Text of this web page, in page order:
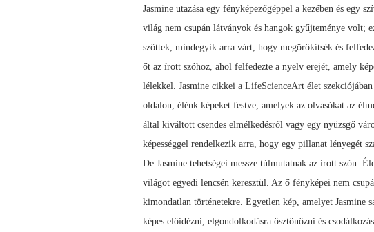
Jasmine utazása egy fényképezőgéppel a kezében és egy
világ nem csupán látványok és hangok gyűjteménye volt;
szőttek, mindegyik arra várt, hogy megörökítsék és
őt az írott szóhoz, ahol felfedezte a nyelv erejét, amely
lélekkel. Jasmine cikkei a LifeScienceArt élet
oldalon, élénk képeket festve, amelyek az olvasókat az
által kiváltott csendes elmélkedésről vagy egy nyüzsgő
képességgel rendelkezik arra, hogy egy pillanat lényegét
De Jasmine tehetségei messze túlmutatnak az írott szón.
világot egyedi lencsén keresztül. Az ő fényképei nem
kimondatlan történetekre. Egyetlen kép, amelyet Jasmine
képes előidézni, elgondolkodásra ösztönözni és